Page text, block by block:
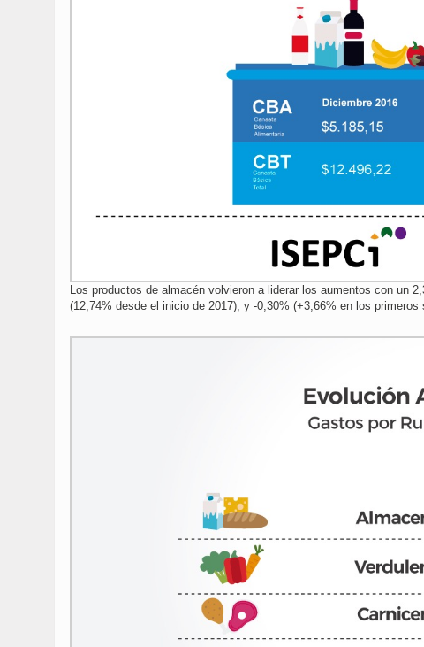
Los productos de almacén volvieron a liderar los aumentos con un
(12,74% desde el inicio de 2017), y -0,30% (+3,66% en los primeros